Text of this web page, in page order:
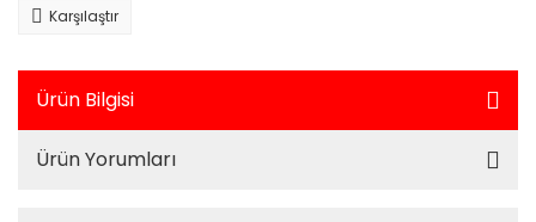
Karşılaştır
Ürün Bilgisi
Ürün Yorumları